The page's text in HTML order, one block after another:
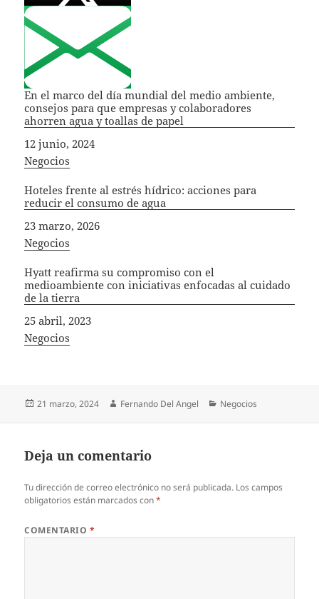
En el marco del día mundial del medio ambiente,
consejos para que empresas y colaboradores
ahorren agua y toallas de papel
Fecha
12 junio, 2024
In relation to
Negocios
Hoteles frente al estrés hídrico: acciones para
reducir el consumo de agua
Fecha
23 marzo, 2026
In relation to
Negocios
Hyatt reafirma su compromiso con el
medioambiente con iniciativas enfocadas al cuidado
de la tierra
Fecha
25 abril, 2023
In relation to
Negocios
Publicado
21 marzo, 2024 Autor
Fernando Del Angel Categorías
Negocios
Deja un comentario
Tu dirección de correo electrónico no será publicada. Los campos
obligatorios están marcados con*
COMENTARIO *